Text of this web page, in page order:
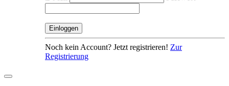
Noch kein Account? Jetzt registrieren! Zur
Registrierung